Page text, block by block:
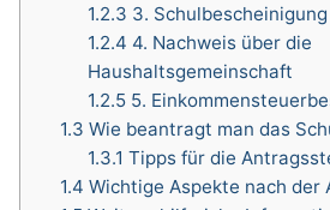
1.2.3 3. Schulbescheinigung
1.2.4 4. Nachweis über die
Haushaltsgemeinschaft
1.2.55.
1.3 Wie beantragt man das
1.3.1 Tipps für die
1.4 Wichtige Aspekte nach der